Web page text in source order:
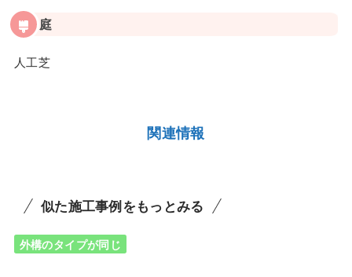
庭
人工芝
関連情報
似た施工事例をもっとみる
外構のタイプが同じ